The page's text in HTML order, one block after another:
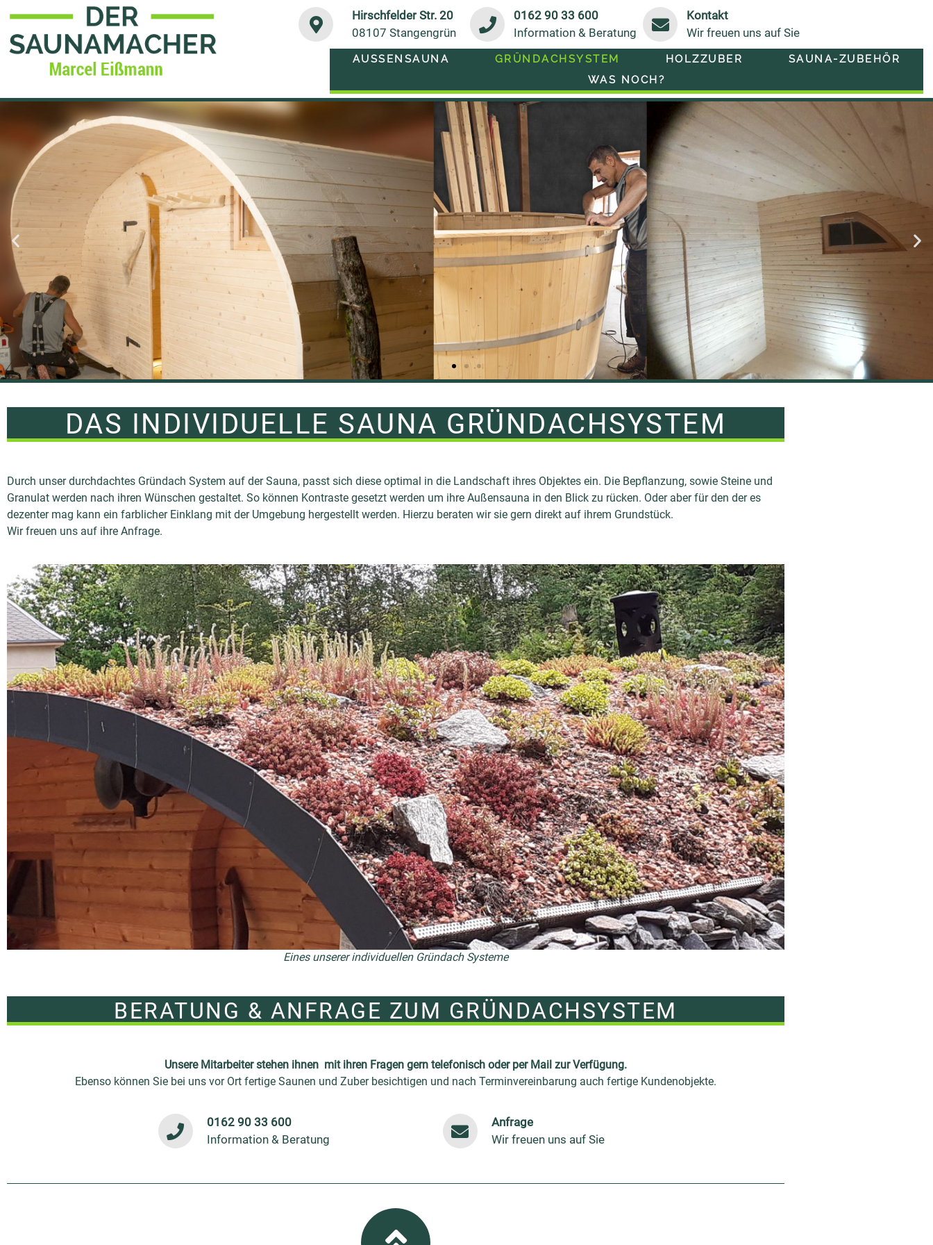
Hirschfelder Str. 20
08107 Stangengrün
0162 90 33 600
Information & Beratung
Kontakt
Wir freuen uns auf Sie
AUSSENSAUNA GRÜNDACHSYSTEM HOLZZUBER
SAUNA-ZUBEHÖR
WAS NOCH?
PROJEKT
GALERIE
DAS INDIVIDUELLE SAUNA GRÜNDACHSYSTEM
Durch unser durchdachtes Gründach System auf der Sauna, passt sich diese optimal in die Landschaft ihres Objektes ein. Die Bepflanzung, sowie Steine und
Granulat werden nach ihren Wünschen gestaltet. So können Kontraste gesetzt werden um ihre Außensauna in den Blick zu rücken. Oder aber für den der es
dezenter mag kann ein farblicher Einklang mit der Umgebung hergestellt werden. Hierzu beraten wir sie gern direkt auf ihrem Grundstück.
Wir freuen uns auf ihre Anfrage.
Eines unserer individuellen Gründach Systeme
BERATUNG & ANFRAGE ZUM GRÜNDACHSYSTEM
Unsere Mitarbeiter stehen ihnen mit ihren Fragen gern telefonisch oder per Mail zur Verfügung.
Ebenso können Sie bei uns vor Ort fertige Saunen und Zuber besichtigen und nach Terminvereinbarung auch fertige Kundenobjekte.
0162 90 33 600
Information & Beratung
Anfrage
Wir freuen uns auf Sie